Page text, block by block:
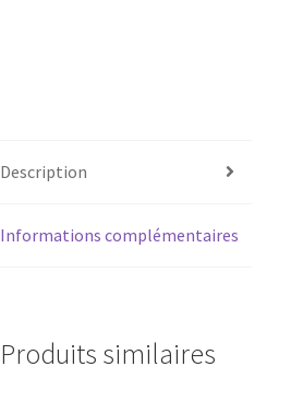
Description
Informations complémentaires
Produits similaires